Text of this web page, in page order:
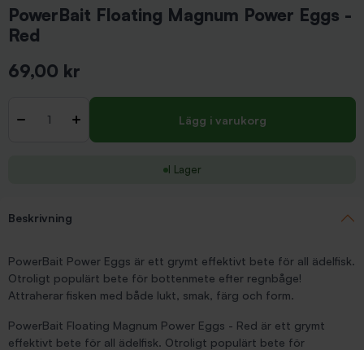
PowerBait Floating Magnum Power Eggs -
Red
69,00 kr
- + Lägg i varukorg
I Lager
Beskrivning
PowerBait Power Eggs är ett grymt effektivt bete för all ädelfisk.
Otroligt populärt bete för bottenmete efter regnbåge!
Attraherar fisken med både lukt, smak, färg och form.
PowerBait Floating Magnum Power Eggs - Red är ett grymt
effektivt bete för all ädelfisk. Otroligt populärt bete för